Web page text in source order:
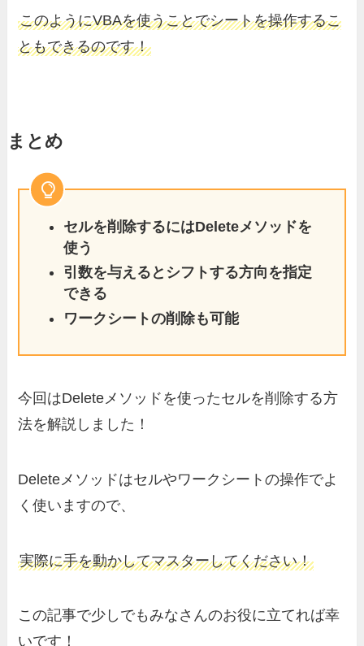
このようにVBAを使うことでシートを操作するこ
ともできるのです！
まとめ
セルを削除するにはDeleteメソッドを
使う
引数を与えるとシフトする方向を指定
できる
ワークシートの削除も可能
今回はDeleteメソッドを使ったセルを削除する方
法を解説しました！
Deleteメソッドはセルやワークシートの操作でよ
く使いますので、
実際に手を動かしてマスターしてください！
この記事で少しでもみなさんのお役に立てれば幸
いです！